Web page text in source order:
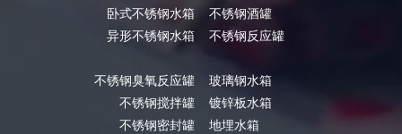
卧式不锈钢水箱
异形不锈钢水箱
不锈钢臭氧反应罐
不锈钢搅拌罐
不锈钢密封罐
不锈钢酒罐
不锈钢反应罐
玻璃钢水箱
镀锌板水箱
地埋水箱